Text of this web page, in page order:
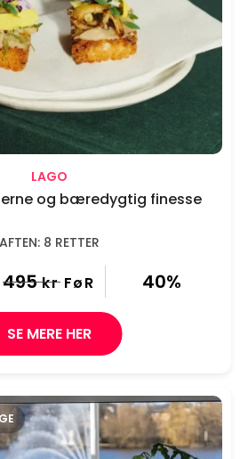
LAGO
og bæredygtig finesse
AFTEN: 8 RETTER
495 kr FøR 40%
SE MERE HER